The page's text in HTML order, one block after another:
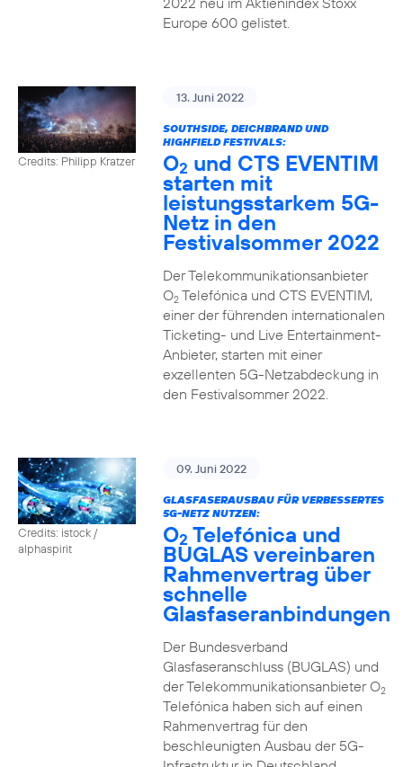
Europe 600 gelistet.
Credits: Philipp Kratzer
13. Juni 2022
SOUTHSIDE, DEICHBRAND UND
HIGHFIELD FESTIVALS:
O2 und CTS EVENTIM
starten mit
leistungsstarkem 5G-
Netz in den
Festivalsommer 2022
Der Telekommunikationsanbieter
O2Telefónica und CTS EVENTIM,
einer der führenden internationalen
Ticketing- und Live Entertainment-
Anbieter, starten mit einer
exzellenten 5G-Netzabdeckung in
den Festivalsommer 2022.
Credits: istock /
alphaspirit
09. Juni 2022
GLASFASERAUSBAU FÜR VERBESSERTES
5G-NETZ NUTZEN:
O2 Telefónica und
BUGLAS vereinbaren
Rahmenvertrag über
schnelle
Glasfaseranbindungen
Der Bundesverband
Glasfaseranschluss (BUGLAS) und
der Telekommunikationsanbieter O2
Telefónica haben sich auf einen
Rahmenvertrag für den
beschleunigten Ausbau der 5G-